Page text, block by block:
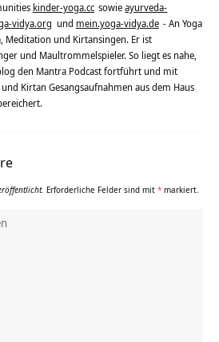
kinder-yoga.cc sowieayurveda-
vidya.org und mein.yoga-vidya.de - An Yoga
Meditation und Kirtansingen. Er ist
und Maultrommelspieler. So liegt es nahe,
den Mantra Podcast fortführt und mit
Kirtan Gesangsaufnahmen aus dem Haus
Erforderliche Felder sind mit * markiert.